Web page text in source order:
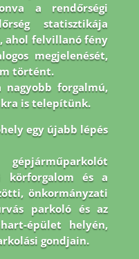
a rendőrségi
statisztikája
ahol felvillanó fény
megjelenését,
történt.
nagyobb forgalmú,
is telepítünk.
egy újabb lépés
és a
önkormányzati
parkoló és az
épület helyén,
gondjain.